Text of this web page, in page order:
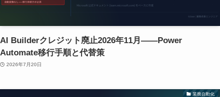
AI Builderクレジット廃止2026年11月——Power
Automate移行手順と代替策
2026年7月20日
業務自動化